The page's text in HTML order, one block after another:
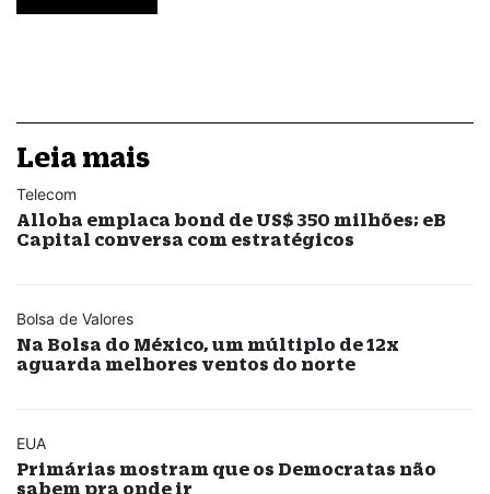
Leia mais
Telecom
Alloha emplaca bond de US$ 350 milhões; eB
Capital conversa com estratégicos
Bolsa de Valores
Na Bolsa do México, um múltiplo de 12x
aguarda melhores ventos do norte
EUA
Primárias mostram que os Democratas não
sabem pra onde ir